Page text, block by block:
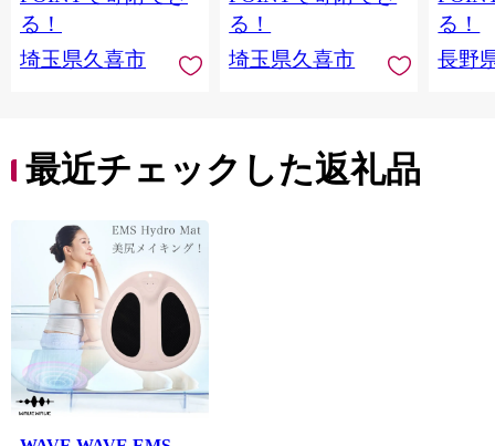
グ ストレート サラサ
ラ 洗い上がり パサつ
き カラー 髪 保湿 ダメ
デイ
る！
埼玉県久喜市
トレート サラサラ 洗
い上がり パサつき カ
ラー 髪 保湿 ダメージ
ファイントゥデイ
る！
埼玉県久喜市
る！
長野
最近チェックした返礼品